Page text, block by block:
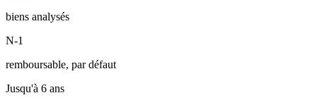
biens analysés
N-1
remboursable, par défaut
Jusqu'à 6 ans